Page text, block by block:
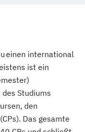
einen international
ist ein
Studiums
den
Das gesamte